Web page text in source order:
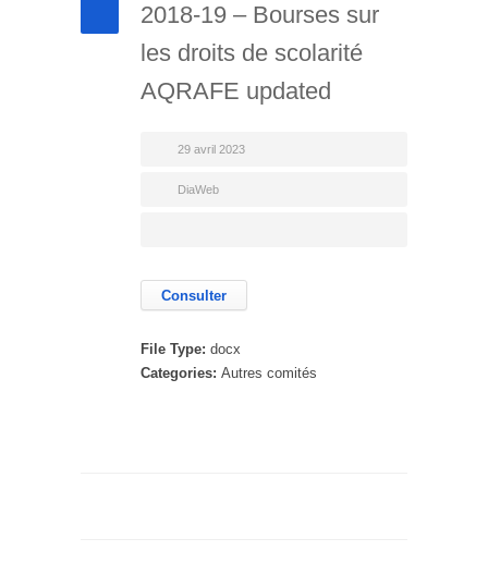
2018-19 – Bourses sur
les droits de scolarité
AQRAFE updated
29 avril 2023
DiaWeb
Consulter
File Type: docx
Categories: Autres comités